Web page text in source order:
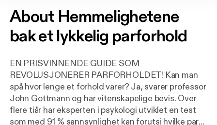
About Hemmelighetene
bak et lykkelig parforhold
EN PRISVINNENDE GUIDE SOM
REVOLUSJONERER PARFORHOLDET! Kan man
spå hvor lenge et forhold varer? Ja, svarer professor
John Gottmann og har vitenskapelige bevis. Over
flere tiår har eksperten i psykologi utviklet en test
som med 91 % sannsynlighet kan forutsi hvilke par